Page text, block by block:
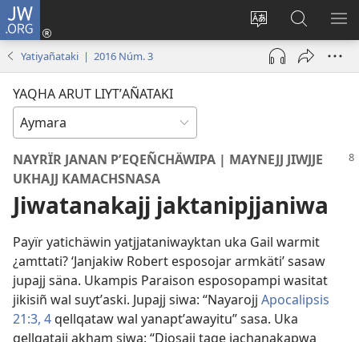
JW.ORG
Change
site
language
Cuentamar
mantañataki
(opens
JW.ORG:
Yatiyañataki | 2016 Núm. 3
YAQHA ARUT LIYTʼAÑATAKI
NAYRÏR JANAN PʼEQEÑCHÄWIPA | MAYNEJJ JIWJJE
UKHAJJ KAMACHSNASA
Jiwatanakajj jaktanipjjaniwa
Payïr yatichäwin yatjjataniwayktan uka Gail warmit
¿amttati? ‘Janjakiw Robert esposojar armkäti’ sasaw
jupajj säna. Ukampis Paraison esposopampi wasitat
jikisiñ wal suytʼaski. Jupajj siwa: “Nayarojj Apocalipsis
21:3, 4qellqataw wal yanaptʼawayitu” sasa. Uka
qellqatajj akham siwa: “Diosajj taqe jachanakapwa